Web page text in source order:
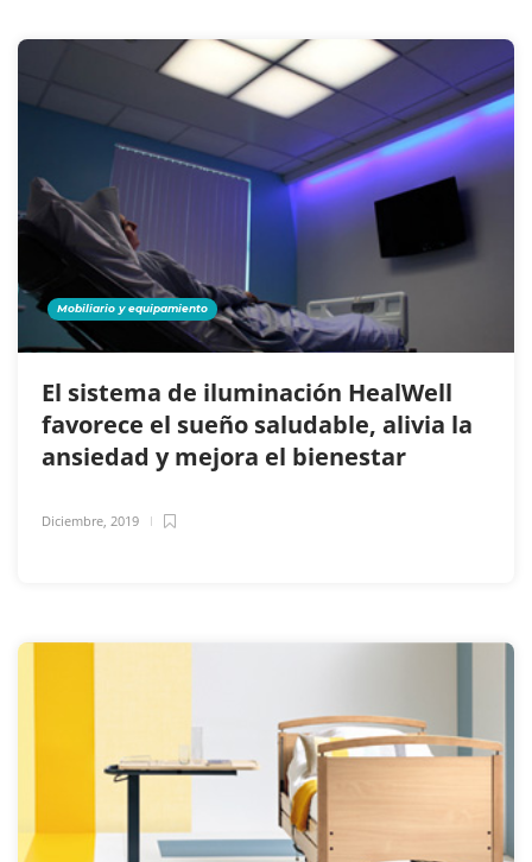
Mobiliario y equipamiento
El sistema de iluminación HealWell
favorece el sueño saludable, alivia la
ansiedad y mejora el bienestar
Diciembre, 2019